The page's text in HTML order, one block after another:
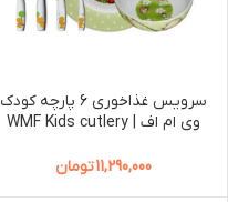
سرویس غذاخوری 6 پارچه کودک
وی ام اف | WMF Kids cutlery
11,290,000تومان